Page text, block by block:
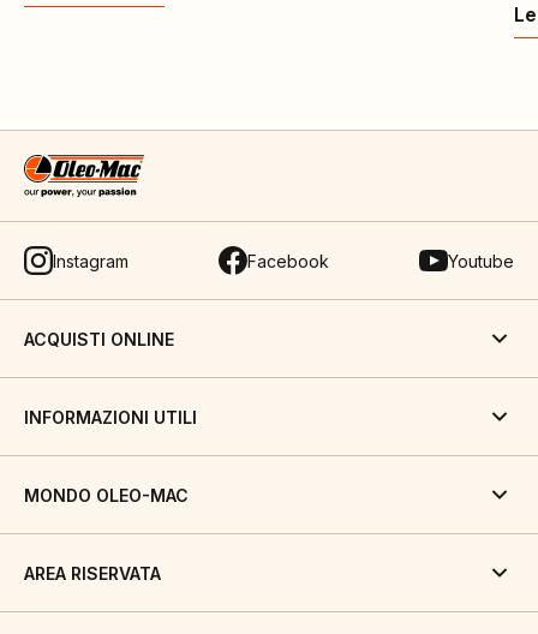
Instagram Facebook Youtube
ACQUISTI ONLINE
INFORMAZIONI UTILI
MONDO OLEO-MAC
AREA RISERVATA